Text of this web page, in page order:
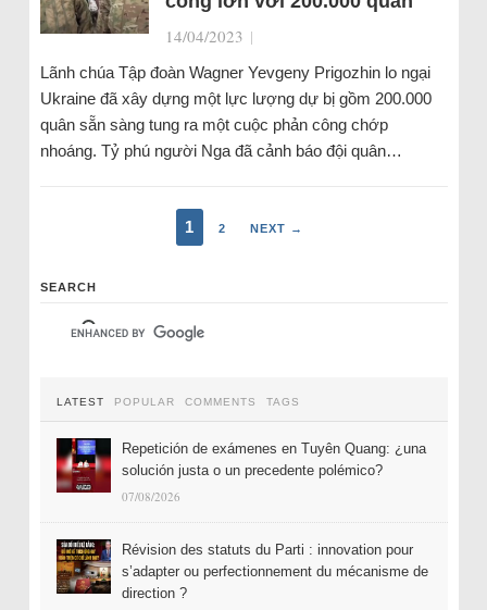
14/04/2023 |
Lãnh chúa Tập đoàn Wagner Yevgeny Prigozhin lo ngại
Ukraine đã xây dựng một lực lượng dự bị gồm 200.000
quân sẵn sàng tung ra một cuộc phản công chớp
nhoáng. Tỷ phú người Nga đã cảnh báo đội quân…
1 2 NEXT →
SEARCH
LATEST POPULAR COMMENTS TAGS
Repetición de exámenes en Tuyên Quang: ¿una
solución justa o un precedente polémico?
07/08/2026
Révision des statuts du Parti : innovation pour
s’adapter ou perfectionnement du mécanisme de
direction ?